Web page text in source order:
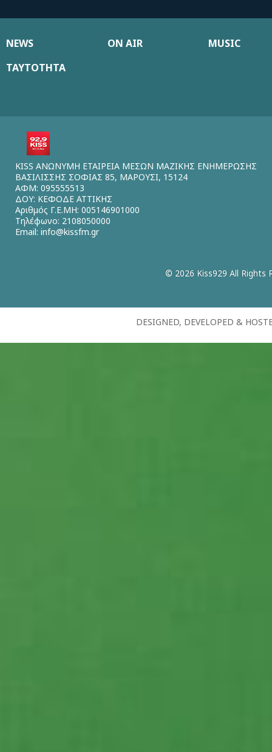
NEWS ON AIR
MUSIC
ΤΑΥΤΟΤΗΤΑ
KISS ΑΝΩΝΥΜΗ ΕΤΑΙΡΕΙΑ ΜΕΣΩΝ ΜΑΖΙΚΗΣ ΕΝΗΜΕΡΩΣΗΣ
ΒΑΣΙΛΙΣΣΗΣ ΣΟΦΙΑΣ 85, ΜΑΡΟΥΣΙ, 15124
ΑΦΜ: 095555513
ΔΟΥ: ΚΕΦΟΔΕ ΑΤΤΙΚΗΣ
Αριθμός Γ.Ε.ΜΗ: 005146901000
Τηλέφωνο: 2108050000
Email: info@kissfm.gr
© 2026 Kiss929 All Rights
DESIGNED, DEVELOPED &